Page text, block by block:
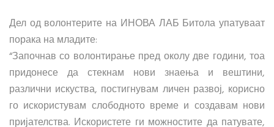
Дел од волонтерите на ИНОВА ЛАБ Битола упатуваат
порака на младите:
“Започнав со волонтирање пред околу две години, тоа
придонесе да стекнам нови знаења и вештини,
различни искуства, постигнувам личен развој, корисно
го искористувам слободното време и создавам нови
пријателства. Искористете ги можностите да патувате,